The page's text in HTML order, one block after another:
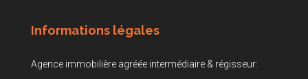
Informations légales
Agence immobilière agréée intermédiaire & régisseur: